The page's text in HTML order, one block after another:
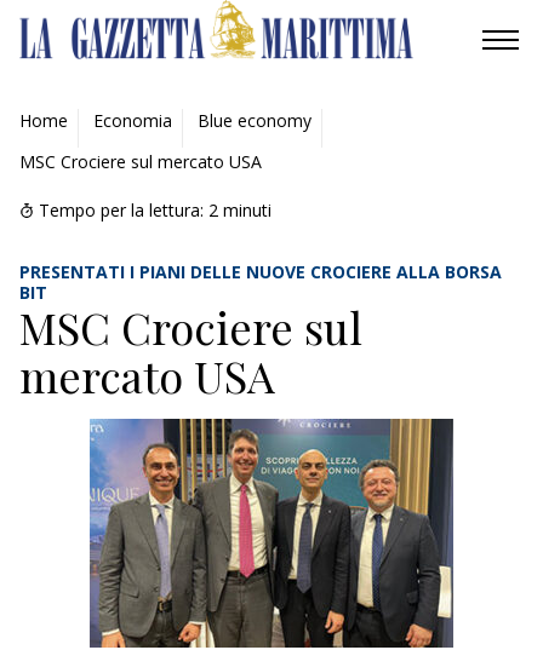
AMBIENTE
MOBILITÀ
INDUSTRIA
RICERCA
ECONOMIA
CULTURA
NAUTICA
EDITORIALI
Home Economia
Blue economy
MSC Crociere sul mercato USA
Tempo per la lettura: 2 minuti
PRESENTATI I PIANI DELLE NUOVE CROCIERE ALLA BORSA
BIT
MSC Crociere sul
mercato USA